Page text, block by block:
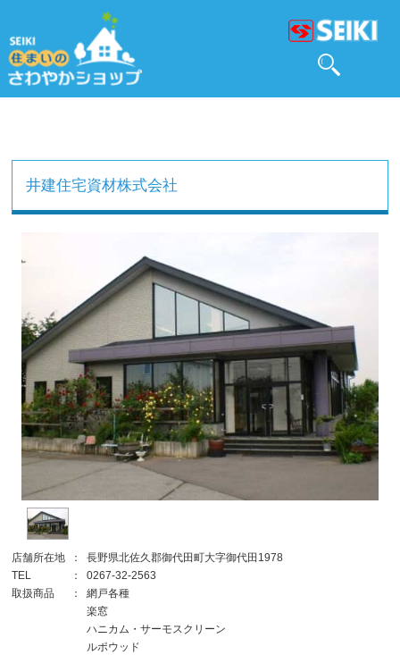
井建住宅資材株式会社
店舗所在地 ：
長野県北佐久郡御代田町大字御代田1978
TEL
：
0267-32-2563
取扱商品
：
網戸各種
楽窓
ハニカム・サーモスクリーン
ルポウッド